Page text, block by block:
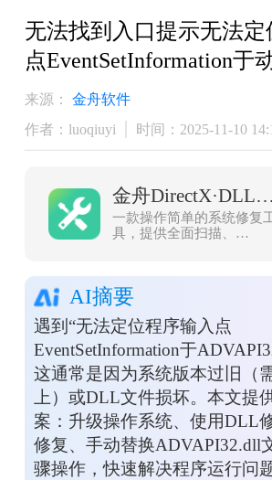
无法找到入口提示无法定
点EventSetInformation于
ADVAPI32.dll上「解决方
来源：
金舟软件
作者：luoqiuyi
时间：2025-11-10
金舟DirectX·DLL一键修复
一款操作简单的系统修复
具，提供全面扫描、
修复在电脑运行过程中，因
dll文件异常导致的运行故障
问题，提供稳定、可靠的修
复服务。无论是常用的办公
软件还是热门的游戏，若
现因dll文件缺失导致的报
错，只需轻轻一点，我们
工具即可迅速定位并修复问
题，让你的软件和游戏重
焕发活力！无需计算机基
础，小白用户也能轻松使
用，只需几步即可完成修
过程。
AI摘要
遇到“无法定位程序输入点
EventSetInformation于
这通常是因为系统版本过旧（
上）或DLL文件损坏。本文提
案：升级操作系统、使用DLL
修复、手动替换ADVAPI32.dll
骤操作，快速解决程序运行问